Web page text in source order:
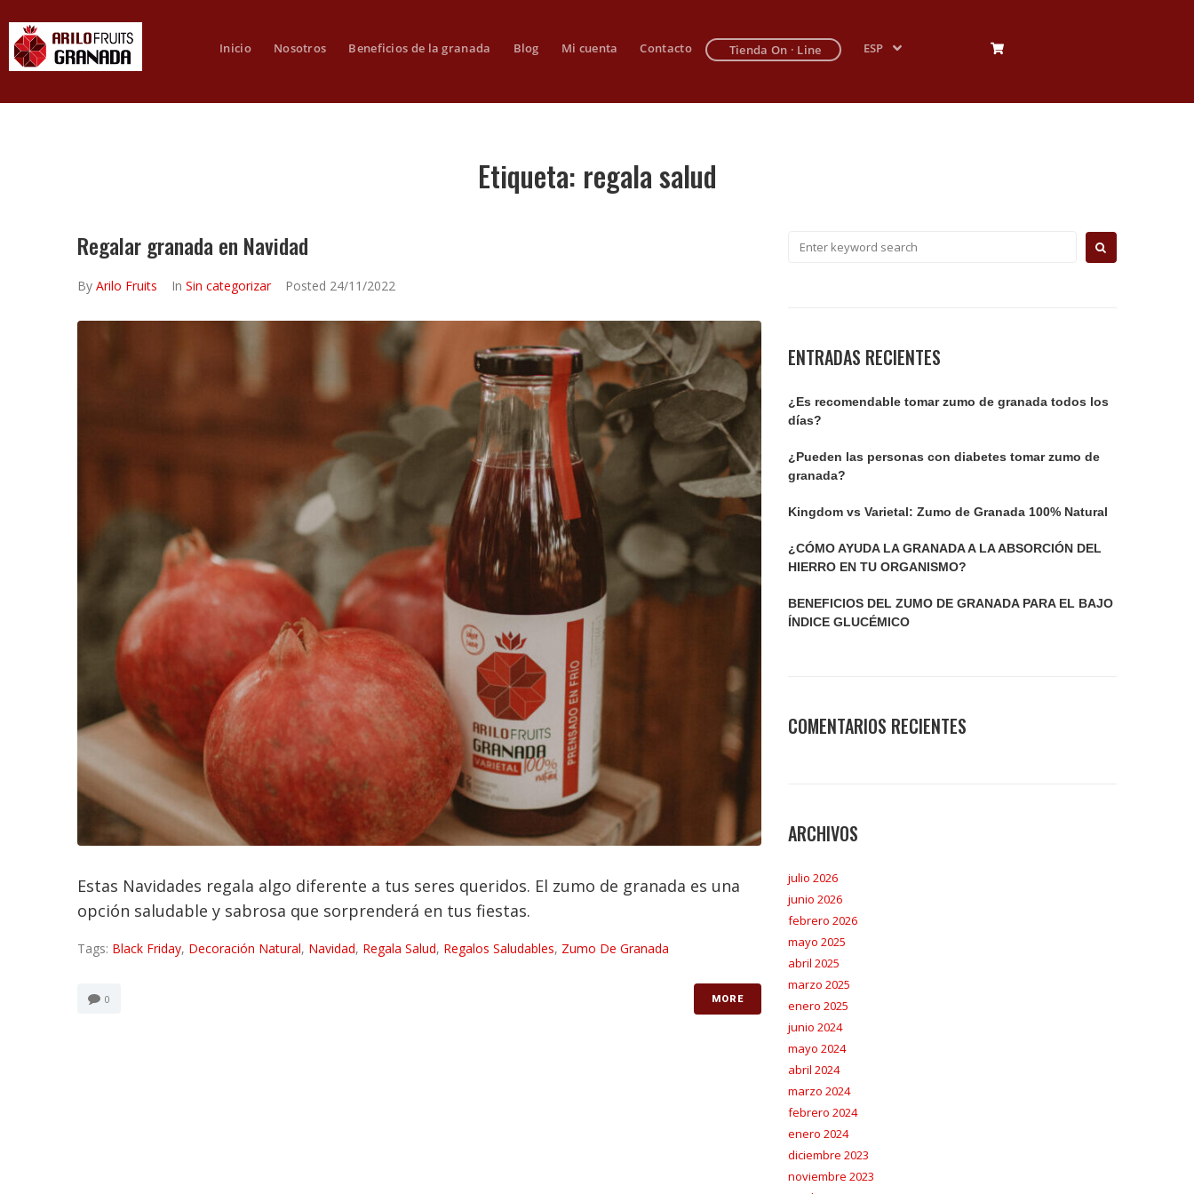
Inicio Nosotros Beneficios de la granada Blog Mi cuenta Contacto Tienda On · Line ESP
Etiqueta: regala salud
Regalar granada en Navidad
By Arilo Fruits In Sin categorizar Posted 24/11/2022
Estas Navidades regala algo diferente a tus seres queridos. El zumo de granada es una
opción saludable y sabrosa que sorprenderá en tus fiestas.
Tags: Black Friday, Decoración Natural, Navidad, Regala Salud, Regalos Saludables, Zumo De Granada
0 MORE
ENTRADAS RECIENTES
¿Es recomendable tomar zumo de granada todos los
días?
¿Pueden las personas con diabetes tomar zumo de
granada?
Kingdom vs Varietal: Zumo de Granada 100% Natural
¿CÓMO AYUDA LA GRANADA A LA ABSORCIÓN DEL
HIERRO EN TU ORGANISMO?
BENEFICIOS DEL ZUMO DE GRANADA PARA EL BAJO
ÍNDICE GLUCÉMICO
COMENTARIOS RECIENTES
ARCHIVOS
julio 2026
junio 2026
febrero 2026
mayo 2025
abril 2025
marzo 2025
enero 2025
junio 2024
mayo 2024
abril 2024
marzo 2024
febrero 2024
enero 2024
diciembre 2023
noviembre 2023